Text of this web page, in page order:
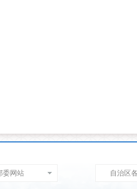
委网站 自治区